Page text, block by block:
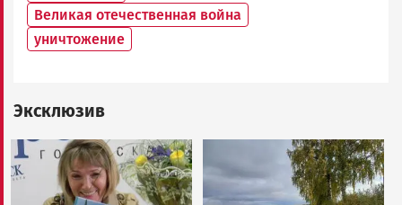
Великая отечественная война
уничтожение
Эксклюзив
Image